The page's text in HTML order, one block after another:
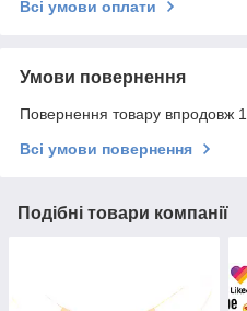
Всі умови оплати
Умови повернення
Повернення товару впродовж
Всі умови повернення
Подібні товари компанії